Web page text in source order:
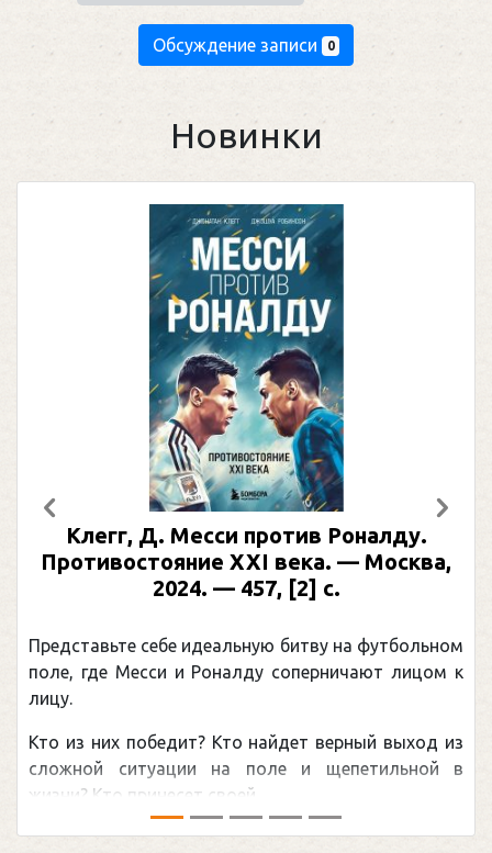
Обсуждение записи 0
Новинки
Клегг, Д. Месси против Роналду.
Противостояние XXI века. — Москва,
2024. — 457, [2] с.
Представьте себе идеальную битву на футбольном
поле, где Месси и Роналду соперничают лицом к
лицу.
Кто из них победит? Кто найдет верный выход из
сложной ситуации на поле и щепетильной в
жизни? Кто принесет своей ...
Предыдущий